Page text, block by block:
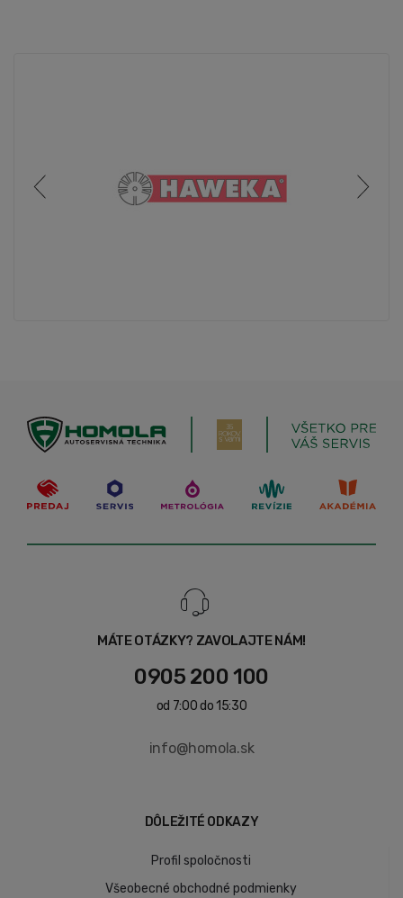
MÁTE OTÁZKY? ZAVOLAJTE NÁM!
0905 200 100
od 7:00 do 15:30
info@homola.sk
DÔLEŽITÉ ODKAZY
Profil spoločnosti
Všeobecné obchodné podmienky